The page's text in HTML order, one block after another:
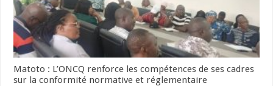
Matoto : L’ONCQ renforce les compétences de ses cadres
sur la conformité normative et réglementaire